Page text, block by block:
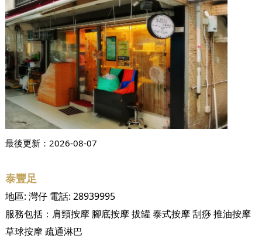
最後更新： 2026-08-07
泰豐足
地區: 灣仔電話: 28939995
服務包括： 肩頸按摩 腳底按摩拔罐泰式按摩刮痧推油按摩
草球按摩疏通淋巴